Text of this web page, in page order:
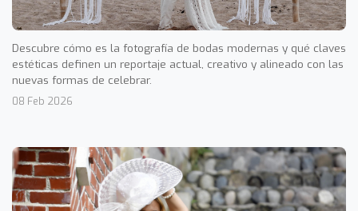
Descubre cómo es la fotografía de bodas modernas y qué claves
estéticas definen un reportaje actual, creativo y alineado con las
nuevas formas de celebrar.
08 Feb 2026